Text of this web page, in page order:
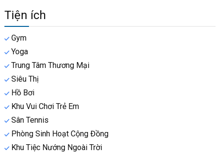
Tiện ích
Gym
Yoga
Trung Tâm Thương Mại
Siêu Thị
Hồ Bơi
Khu Vui Chơi Trẻ Em
Sân Tennis
Phòng Sinh Hoạt Cộng Đồng
Khu Tiệc Nướng Ngoài Trời